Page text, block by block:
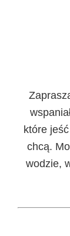
które
chcą.
wodzie,